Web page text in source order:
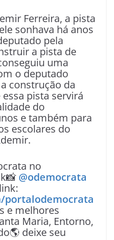
Ferreira, a pista
sonhava há anos
pela
a pista de
uma
o deputado
construção da
pista servirá
do
e também para
escolares do
no
@odemocrata
portalodemocrata
e melhores
Maria, Entorno,
deixe seu